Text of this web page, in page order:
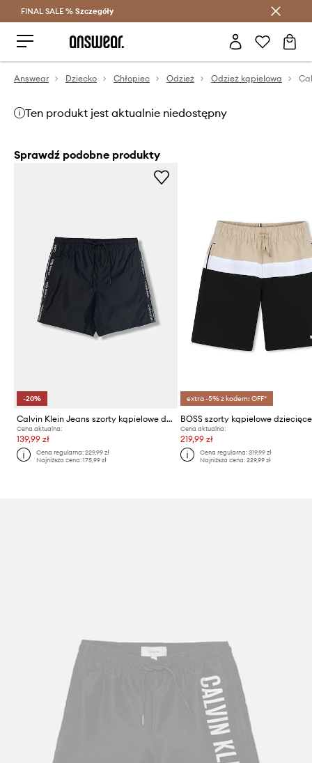
Oszczędzaj z Answear Club >
FINAL SALE % Szczegóły
Answear Dziecko Chłopiec Odzież Odzież kąpielowa
Ten produkt jest aktualnie niedostępny
Sprawdź podobne produkty
-20%
Calvin Klein Jeans szorty kąpielowe dziecięce
Cena aktualna:
139,99 zł
Cena regularna:229,99 zł
Najniższa cena:175,99 zł
extra -5% z kodem: OFF*
BOSS szorty kąpielowe dziecięce
Cena aktualna:
219,99 zł
Cena regularna: 319,99 zł
Najniższa cena: 229,99 zł